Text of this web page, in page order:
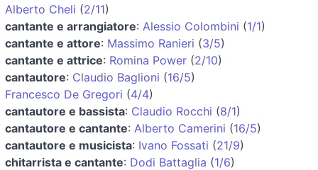
Alberto Cheli (2/11)
cantante e arrangiatore: Alessio Colombini (1/1)
cantante e attore: Massimo Ranieri (3/5)
cantante e attrice: Romina Power (2/10)
cantautore: Claudio Baglioni (16/5)
Francesco De Gregori (4/4)
cantautore e bassista: Claudio Rocchi (8/1)
cantautore e cantante: Alberto Camerini (16/5)
cantautore e musicista: Ivano Fossati (21/9)
chitarrista e cantante: Dodi Battaglia (1/6)